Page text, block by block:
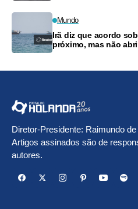
Mundo
Irã diz que acordo
próximo, mas não
Diretor-Presidente: Raimundo
Artigos assinados são de
autores.